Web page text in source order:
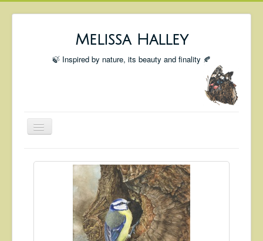
Melissa Halley
🍃 Inspired by nature, its beauty and finality 🍂
Toggle
Coming Up